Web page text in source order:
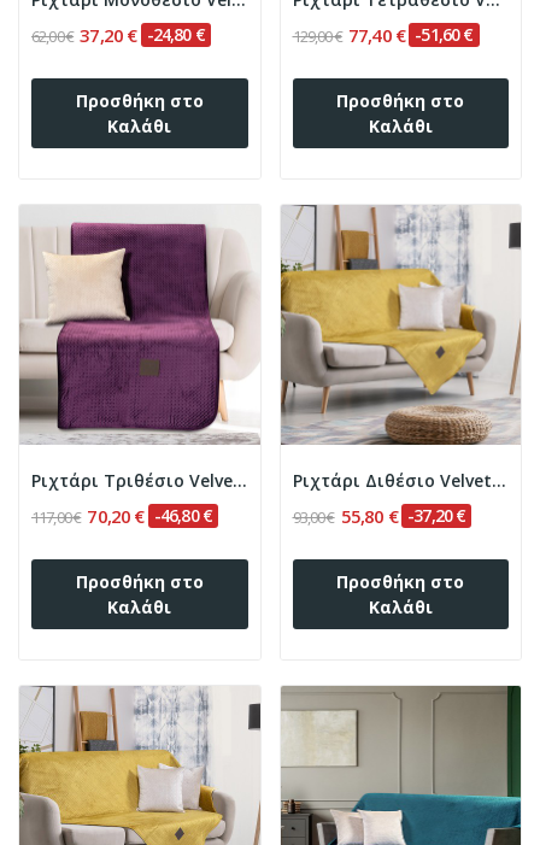
62,00 € 37,20 € -24,80 €
Προσθήκη στο
Καλάθι
129,00 € 77,40 € -51,60 €
Προσθήκη στο
Καλάθι
Ριχτάρι Τριθέσιο Velvety 180x300 Art 8411 Μωβ...
117,00 € 70,20 € -46,80 €
Προσθήκη στο
Καλάθι
Ριχτάρι Διθέσιο Velvety 180x250 Art 8412 Ώχρα...
93,00 € 55,80 € -37,20 €
Προσθήκη στο
Καλάθι